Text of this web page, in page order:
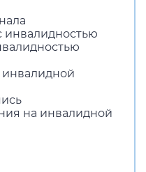
инвалидностью
инвалидной
на инвалидной